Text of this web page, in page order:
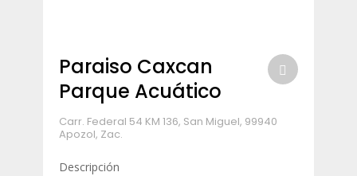
Paraiso Caxcan
Parque Acuático
Carr. Federal 54 KM 136, San Miguel, 99940
Apozol, Zac.
Descripción